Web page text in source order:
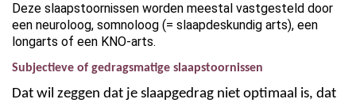
Deze slaapstoornissen worden meestal vastgesteld door
een neuroloog, somnoloog (= slaapdeskundig arts), een
longarts of een KNO-arts.
Subjectieve of gedragsmatige slaapstoornissen
Dat wil zeggen dat je slaapgedrag niet optimaal is, dat